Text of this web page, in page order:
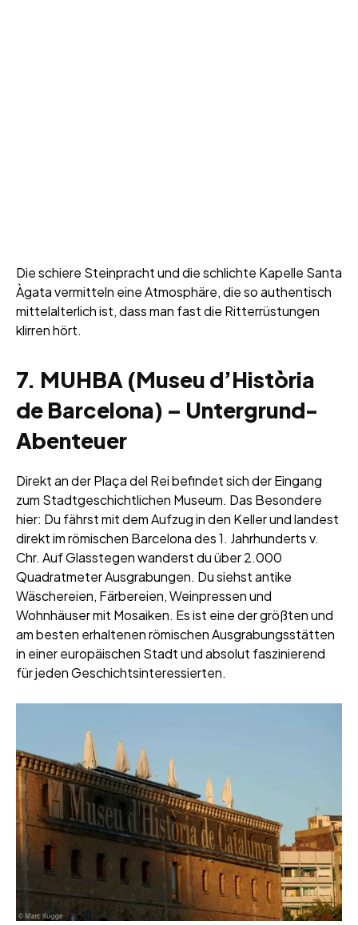
Die schiere Steinpracht und die schlichte Kapelle Santa
Àgata vermitteln eine Atmosphäre, die so authentisch
mittelalterlich ist, dass man fast die Ritterrüstungen
klirren hört.
7. MUHBA (Museu d’Història
de Barcelona) – Untergrund-
Abenteuer
Direkt an der Plaça del Rei befindet sich der Eingang
zum Stadtgeschichtlichen Museum. Das Besondere
hier: Du fährst mit dem Aufzug in den Keller und landest
direkt im römischen Barcelona des 1. Jahrhunderts v.
Chr. Auf Glasstegen wanderst du über 2.000
Quadratmeter Ausgrabungen. Du siehst antike
Wäschereien, Färbereien, Weinpressen und
Wohnhäuser mit Mosaiken. Es ist eine der größten und
am besten erhaltenen römischen Ausgrabungsstätten
in einer europäischen Stadt und absolut faszinierend
für jeden Geschichtsinteressierten.